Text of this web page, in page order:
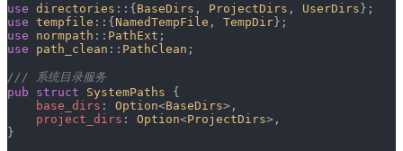
use directories ::{ BaseDirs , ProjectDirs , UserDirs };
use tempfile ::{ NamedTempFile , TempDir };
use normpath :: PathExt ;
use path_clean :: PathClean ;
/// 系统目录服务
pub struct SystemPaths {
    base_dirs
: Option<BaseDirs>,
    project_dirs
: Option<ProjectDirs>,
}